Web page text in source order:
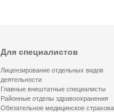
Для специалистов
Лицензирование отдельных видов
деятельности
Главные внештатные специалисты
Районные отделы здравоохранения
Обязательное медицинское